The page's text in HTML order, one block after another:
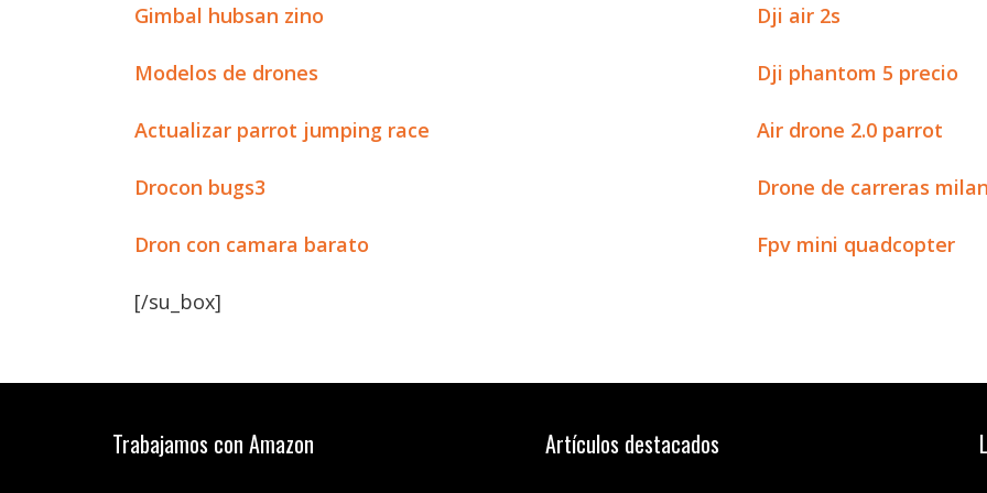
Gimbal hubsan zino Dji air 2s
Modelos de drones Dji phantom 5 precio
Actualizar parrot jumping race Air drone 2.0 parrot
Drocon bugs3 Drone de carreras
Dron con camara barato Fpv mini quadcopter
[/su_box]
Trabajamos con Amazon Artículos destacados